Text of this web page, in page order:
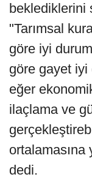
beklediklerini
"Tarımsal
göre iyi
göre gayet iyi
eğer
ilaçlama ve
ortalamasına
dedi.